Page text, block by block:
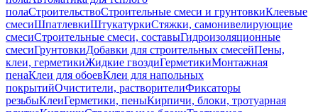
полаСтроительствоСтроительные смеси и грунтовкиКлеевые
смесиШпатлевкиШтукатуркиСтяжки, самонивелирующие
смесиСтроительные смеси, составыГидроизоляционные
смесиГрунтовкиДобавки для строительных смесейПены,
клеи, герметикиЖидкие гвоздиГерметикиМонтажная
пенаКлеи для обоевКлеи для напольных
покрытийОчистители, растворителиФиксаторы
резьбыКлеиГерметики, пеныКирпичи, блоки, тротуарная